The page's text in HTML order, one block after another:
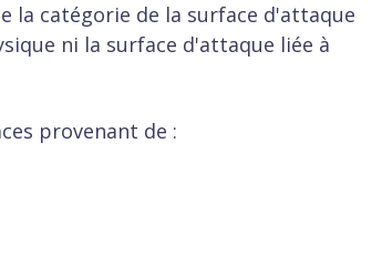
la catégorie de la surface d'attaque
ni la surface d'attaque liée à
provenant de :